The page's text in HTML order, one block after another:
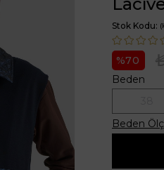
Stok Kodu
70
Beden
Beden